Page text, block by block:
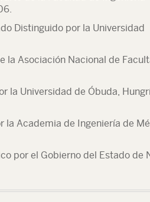
Distinguido por la Universidad
la Asociación Nacional de
la Universidad de Óbuda,
la Academia de Ingeniería de
por el Gobierno del Estado de